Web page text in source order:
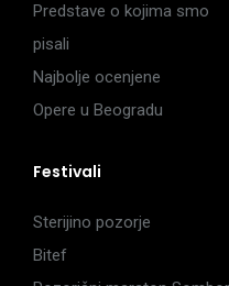
Predstave o kojima smo
pisali
Najbolje ocenjene
Opere u Beogradu
Festivali
Sterijino pozorje
Bitef